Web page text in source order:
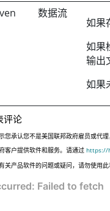
数据流
如果
如果
输出
如果
评论
您承认您不是美国联邦政府雇员或代
客户提供软件和服务。请通过https://
关产品软件的问题或疑问，请勿使用